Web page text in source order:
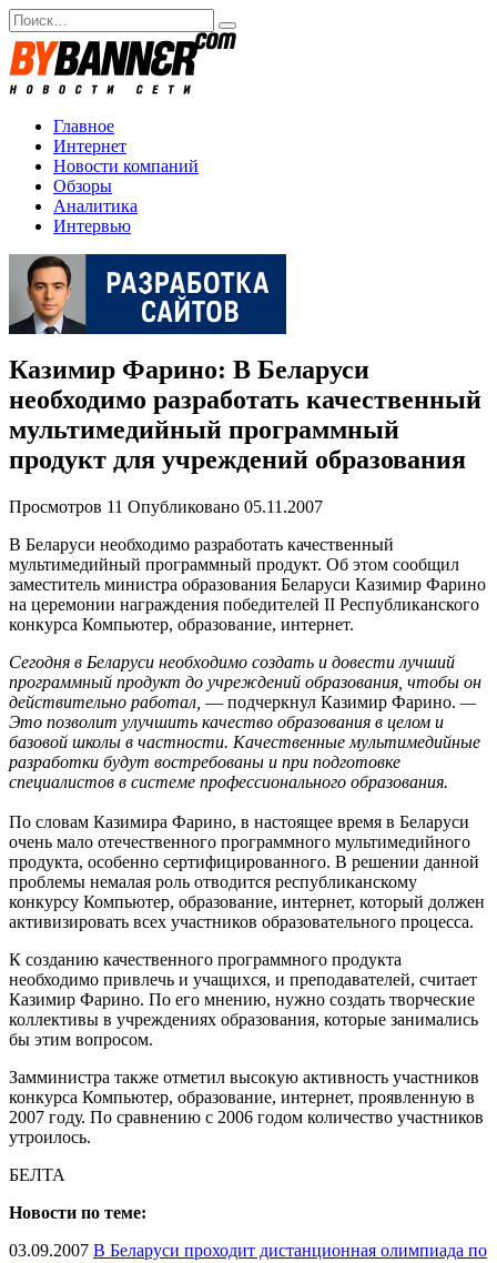
Перейти
к
содержанию
Search
for:
Главное
Интернет
Новости компаний
Обзоры
Аналитика
Интервью
Казимир Фарино: В Беларуси
необходимо разработать качественный
мультимедийный программный
продукт для учреждений образования
Просмотров 11 Опубликовано 05.11.2007
В Беларуси необходимо разработать качественный
мультимедийный программный продукт. Об этом сообщил
заместитель министра образования Беларуси Казимир Фарино
на церемонии награждения победителей II Республиканского
конкурса Компьютер, образование, интернет.
Сегодня в Беларуси необходимо создать и довести лучший
программный продукт до учреждений образования, чтобы он
действительно работал, — подчеркнул Казимир Фарино. —
Это позволит улучшить качество образования в целом и
базовой школы в частности. Качественные мультимедийные
разработки будут востребованы и при подготовке
специалистов в системе профессионального образования.
По словам Казимира Фарино, в настоящее время в Беларуси
очень мало отечественного программного мультимедийного
продукта, особенно сертифицированного. В решении данной
проблемы немалая роль отводится республиканскому
конкурсу Компьютер, образование, интернет, который должен
активизировать всех участников образовательного процесса.
К созданию качественного программного продукта
необходимо привлечь и учащихся, и преподавателей, считает
Казимир Фарино. По его мнению, нужно создать творческие
коллективы в учреждениях образования, которые занимались
бы этим вопросом.
Замминистра также отметил высокую активность участников
конкурса Компьютер, образование, интернет, проявленную в
2007 году. По сравнению с 2006 годом количество участников
утроилось.
БЕЛТА
Новости по теме:
03.09.2007 В Беларуси проходит дистанционная олимпиада по